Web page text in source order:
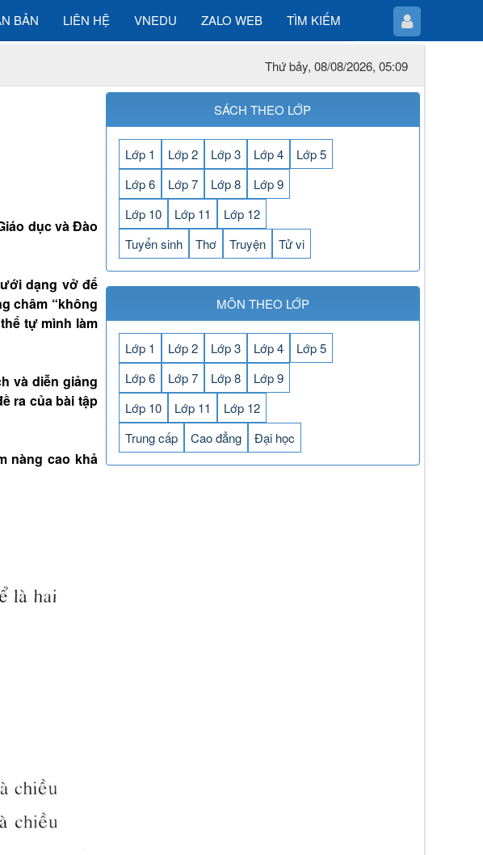
BẢN LIÊN HỆ VNEDU ZALO WEB TÌM KIẾM
Thứ bảy, 08/08/2026, 05:09
dục và Đào
dạng vở để
châm “không
tự mình làm
và diễn giảng
ra của bài tập
nàng cao khả
SÁCH THEO LỚP
Lớp 1 Lớp 2 Lớp 3 Lớp 4
Lớp 5
Lớp 6
Lớp 7 Lớp 8
Lớp 9
Lớp 10
Lớp 11
Lớp 12
Tuyển sinh
Thơ Truyện Tử vi
MÔN THEO LỚP
Lớp 1 Lớp 2 Lớp 3 Lớp 4
Lớp 5
Lớp 6
Lớp 7 Lớp 8
Lớp 9
Lớp 10
Lớp 11
Lớp 12
Trung cấp
Cao đẳng Đại học